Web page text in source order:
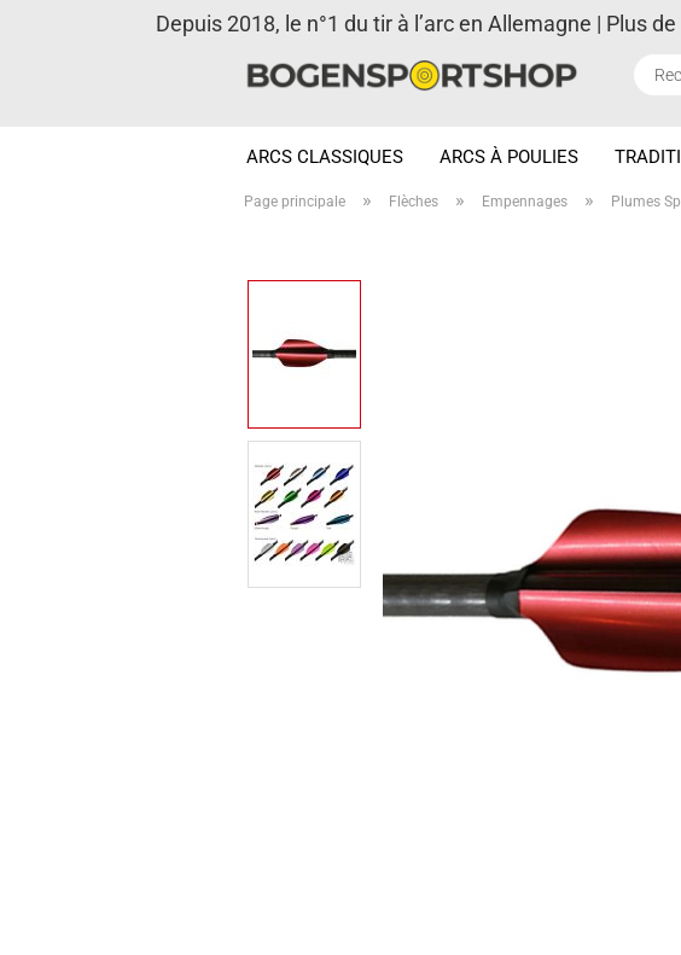
Depuis 2018, le n°1 du tir à l’arc en Allemagne | Plus
ARCS CLASSIQUES ARCS À POULIES
Page principale » Flèches » Empennages » Plumes